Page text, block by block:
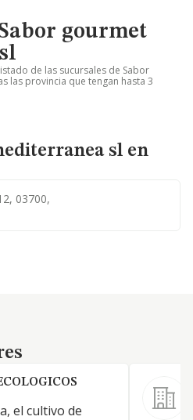
gourmet
de las sucursales de Sabor
las provincia que tengan hasta 3
sl en
03700,
el cultivo de